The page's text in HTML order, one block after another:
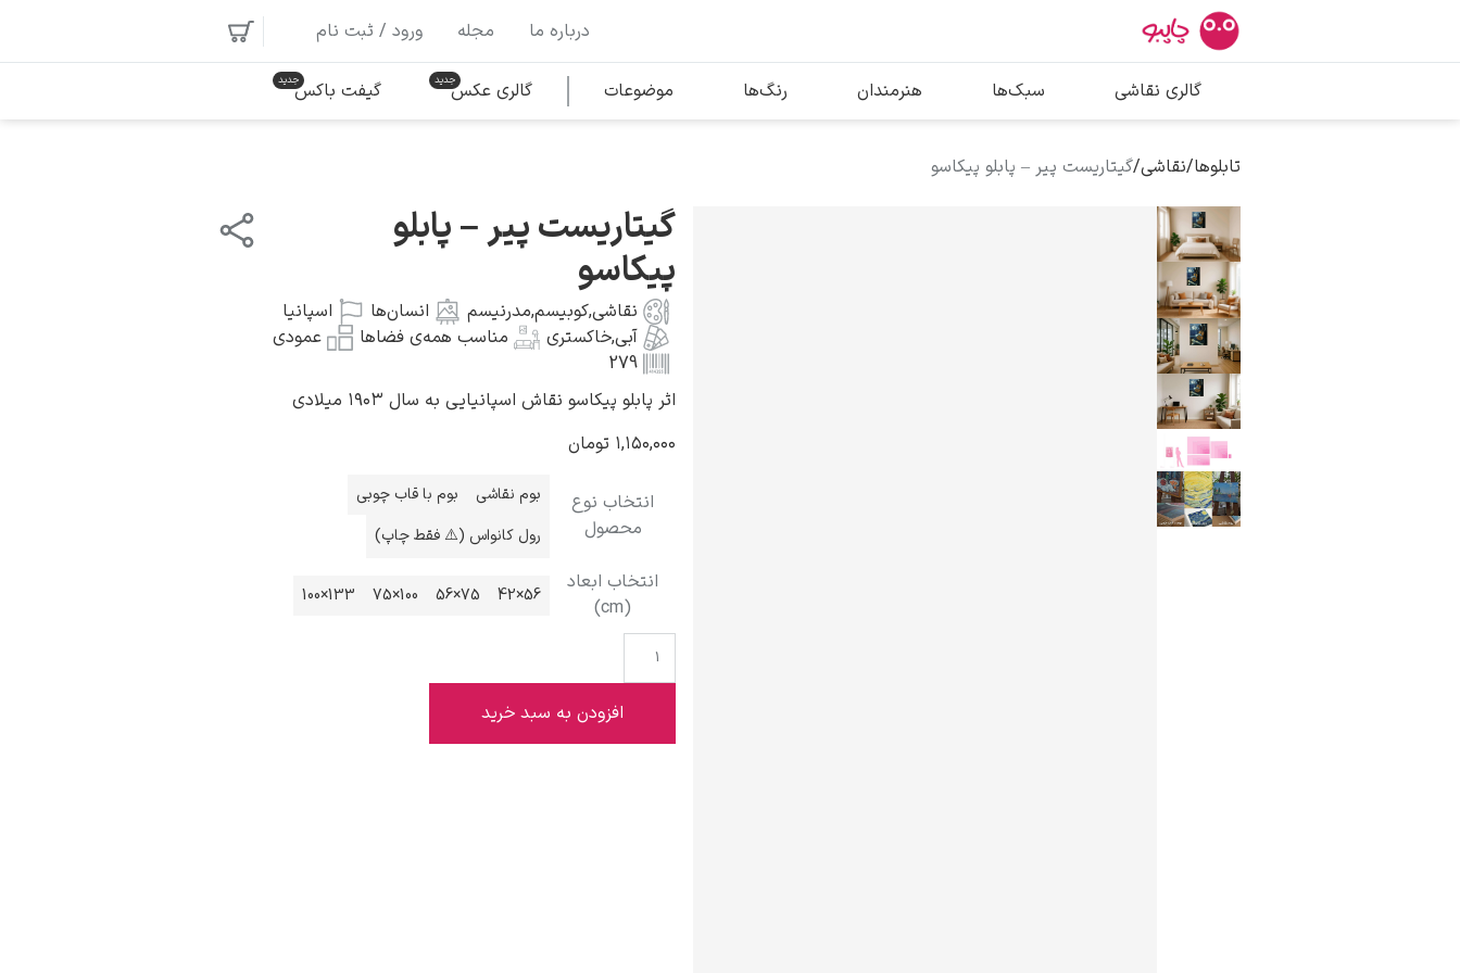
بیشترین جستجوها
پیکاسو
سالوادور دالی
محبوب‌ترین هنرمندان
درباره ما مجله ورود / ثبت نام
گالری نقاشی سبک‌ها هنرمندان رنگ‌ها موضوعات گالری عکس گیفت باکس
تابلوها/نقاشی/گیتاریست پیر – پابلو پیکاسو
گیتاریست پیر – پابلو
پیکاسو
نقاشی,کوبیسم,مدرنیسم انسان‌ها
اسپانیا
آبی,خاکستری مناسب همه‌ی فضاها
عمودی
279
اثر پابلو پیکاسو نقاش اسپانیایی به سال ۱۹۰۳ میلادی
۱,۱۵۰,۰۰۰ تومان
انتخاب نوع
محصول
بوم نقاشی
بوم با قاب چوبی
رول کانواس (⚠️ فقط چاپ)
انتخاب ابعاد
(cm)
56×42
75×56
100×75
133×100
افزودن به سبد خرید